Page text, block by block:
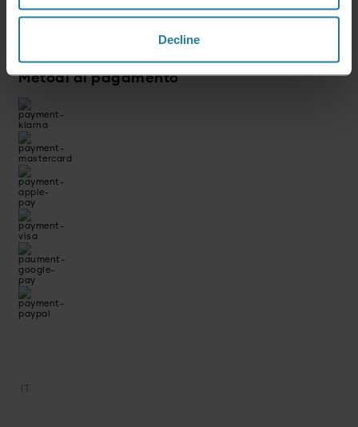
Decline
Metodi di pagamento